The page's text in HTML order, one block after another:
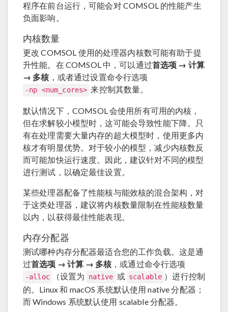
程序在前台运行，可能会对 COMSOL 的性能产生
负面影响。
内核数量
更改 COMSOL 使用的处理器内核数可能有助于提
升性能。在 COMSOL 中，可以通过首选项 → 计算
→ 多核，或者通过设置命令行选项
-np <num_cores> 来控制其数量。
默认情况下，COMSOL 会使用所有可用的内核，
但在求解较小模型时，这可能会导致性能下降。只
有在处理需要大量内存的超大模型时，使用更多内
核才有明显优势。对于较小的模型，减少内核数反
而可能加快运行速度。因此，建议针对不同的模型
进行测试，以确定最佳设置。
某些处理器配备了性能核与能效核的混合架构，对
于这类处理器，建议将内核数量限制在性能核数量
以内，以获得最佳性能表现。
内存分配器
测试哪种内存分配器最适合您的工作负载。这是通
过首选项 → 计算 → 多核，或通过命令行选项
-alloc （设置为 native 或 scalable ）进行控制
的。Linux 和 macOS 系统默认使用 native 分配器；
而 Windows 系统默认使用 scalable 分配器。